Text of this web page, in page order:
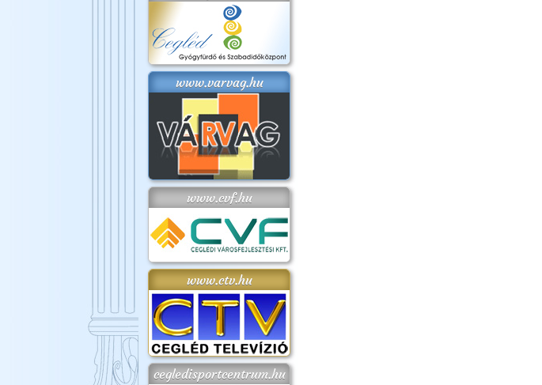
www.varvag.hu
www.cvf.hu
www.ctv.hu
cegledisportcentrum.hu